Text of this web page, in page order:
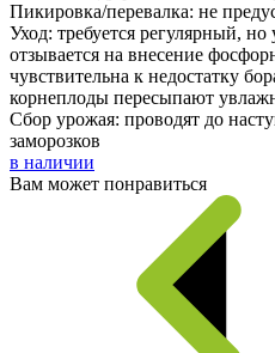
Пикировка/перевалка: не
Уход: требуется регулярный,
отзывается на внесение
чувствительна к недостатку
корнеплоды пересыпают
Сбор урожая: проводят до
заморозков
в наличии
Вам может понравиться